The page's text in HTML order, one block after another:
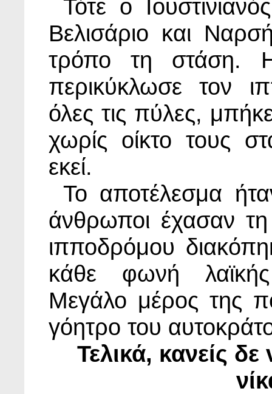
Τότε ο
Βελισάριο και
τρόπο τη στάση. Η
περικύκλωσε τον
όλες τις πύλες,
χωρίς οίκτο τους
εκεί.
Το αποτέλεσμα
άνθρωποι έχασαν
ιπποδρόμου
κάθε φωνή
Μεγάλο μέρος της
γόητρο του
Τελικά, κανείς